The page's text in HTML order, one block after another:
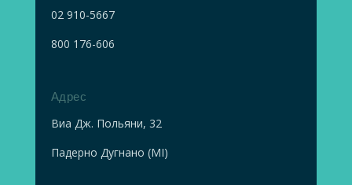
02 910-5667
800 176-606
Адрес
Виа Дж. Польяни, 32
Падерно Дугнано (MI)